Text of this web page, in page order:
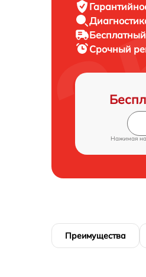
Срочный
Нажимая на
Преимущества